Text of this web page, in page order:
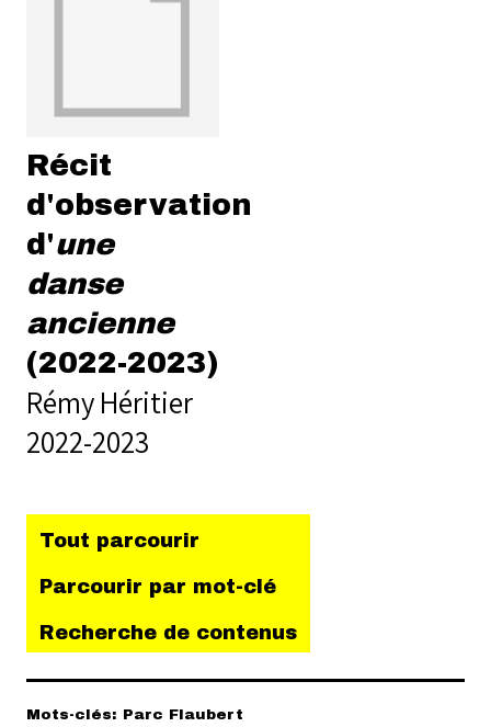
Récit
d'observation
d'une
danse
ancienne
(2022-2023)
Rémy Héritier
2022-2023
Tout parcourir
Parcourir par mot-clé
Recherche de contenus
Mots-clés: Parc Flaubert